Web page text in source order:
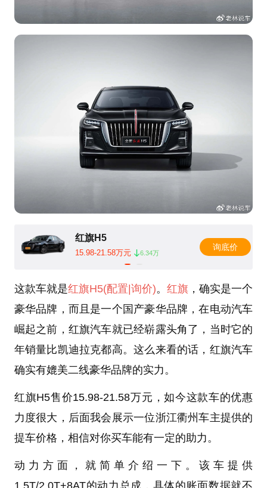
红旗H5
15.98-21.58万元 6.34万
询底价
这款车就是红旗H5(配置|询价)。红旗 ，确实是一个
豪华品牌，而且是一个国产豪华品牌，在电动汽车
崛起之前，红旗汽车就已经崭露头角了，当时它的
年销量比凯迪拉克都高。这么来看的话，红旗汽车
确实有媲美二线豪华品牌的实力。
红旗H5售价15.98-21.58万元，如今这款车的优惠
力度很大，后面我会展示一位浙江衢州车主提供的
提车价格，相信对你买车能有一定的助力。
动力方面，就简单介绍一下。该车提供
1.5T/2.0T+8AT的动力总成，具体的账面数据就不